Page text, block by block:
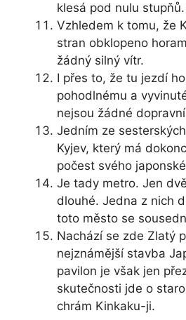
klesá pod nulu
Vzhledem k tomu, že
stran obklopeno
žádný silný vítr.
I přes to, že tu jezdí
pohodlnému a
nejsou žádné
Jedním ze
Kyjev, který má
počest svého
Je tady metro. Jen
dlouhé. Jedna z nich
toto město se
Nachází se zde Zlatý
nejznámější stavba
pavilon je však jen
skutečnosti jde o
chrám Kinkaku-ji.